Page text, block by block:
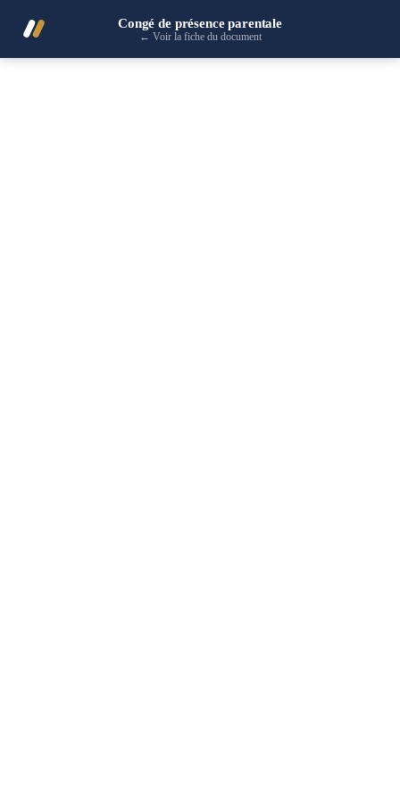
Congé de présence parentale
← Voir la fiche du document